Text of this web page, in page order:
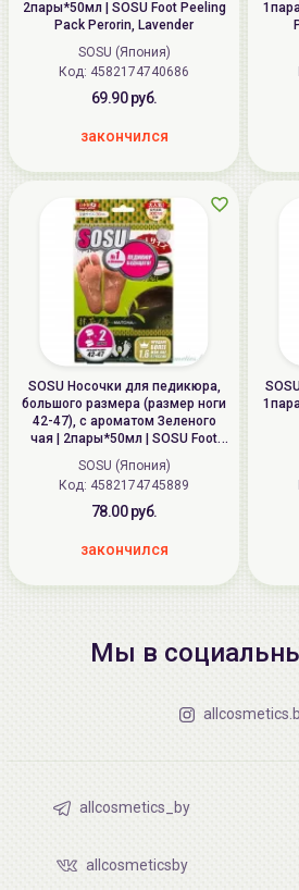
2пары*50мл | SOSU Foot Peeling
Pack Perorin, Lavender
SOSU (Япония)
Код: 4582174740686
69.90 руб.
закончился
SOSU Носочки для педикюра,
большого размера (размер ноги
42-47), с ароматом Зеленого
чая | 2пары*50мл | SOSU Foot
Peeling Pack Perorin, Matcha
SOSU (Япония)
Код: 4582174745889
78.00 руб.
закончился
Мы в
allcosmetics_by
allcosmeticsby